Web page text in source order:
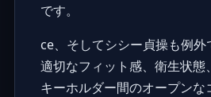
です。
ce、そしてシシー貞操も例外
適切なフィット感、衛生状態
キーホルダー間のオープンな